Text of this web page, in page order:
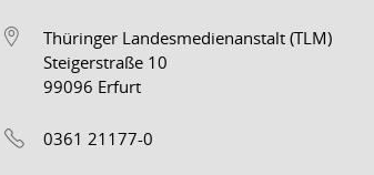
Thüringer Landesmedienanstalt (TLM)
Steigerstraße 10
99096 Erfurt
0361 21177-0